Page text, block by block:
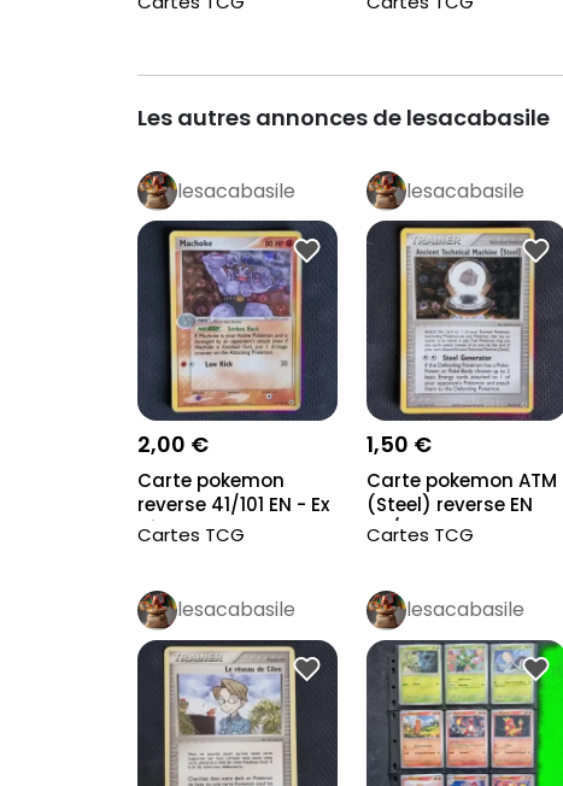
Les autres annonces de lesacabasile
lesacabasile
2,00 €
Carte pokemon
reverse 41/101 EN - Ex
Légendes Oub...
Cartes TCG
lesacabasile
1,50 €
Carte pokemon ATM
(Steel) reverse EN
86/101 - Ex...
Cartes TCG
lesacabasile lesacabasile